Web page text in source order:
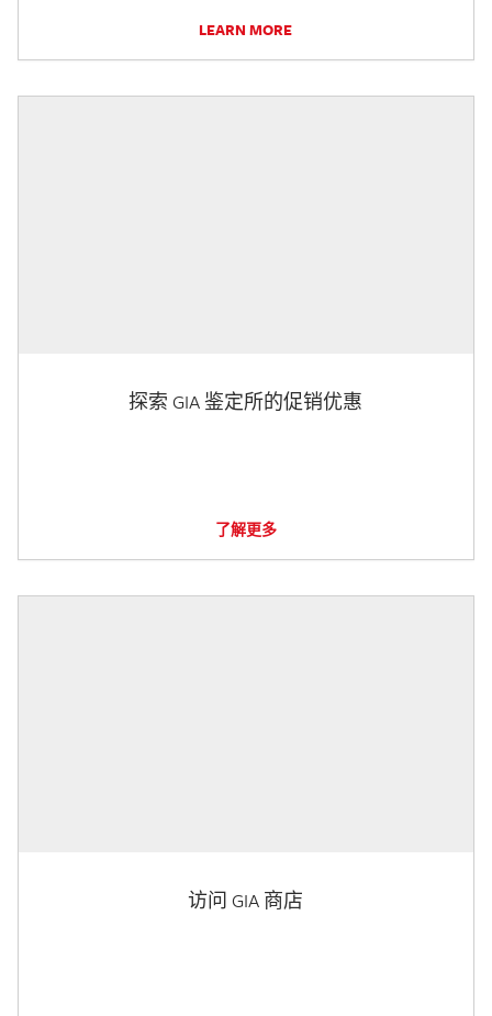
LEARN MORE
探索 GIA 鉴定所的促销优惠
了解更多
访问 GIA 商店